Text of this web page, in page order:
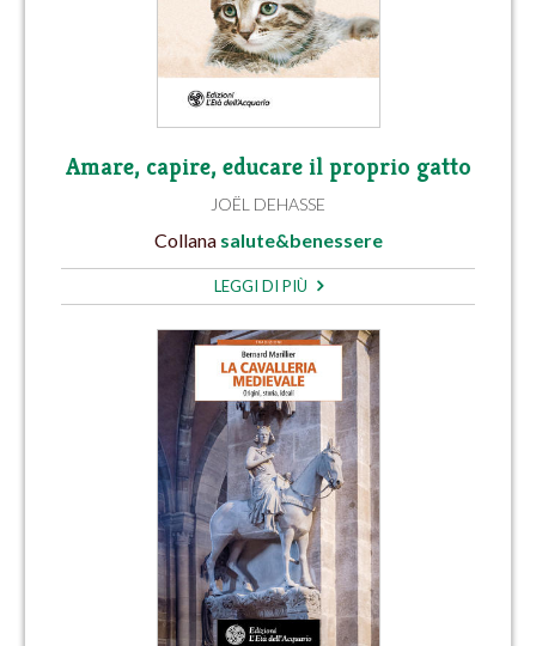
Amare, capire, educare il proprio gatto
JOËL DEHASSE
Collana salute&benessere
LEGGI DI PIÙ